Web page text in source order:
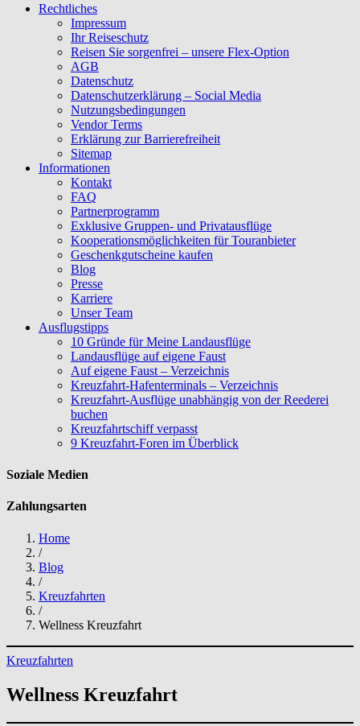
Rechtliches
Impressum
Ihr Reiseschutz
Reisen Sie sorgenfrei – unsere Flex-Option
AGB
Datenschutz
Datenschutzerklärung – Social Media
Nutzungsbedingungen
Vendor Terms
Erklärung zur Barrierefreiheit
Sitemap
Informationen
Kontakt
FAQ
Partnerprogramm
Exklusive Gruppen- und Privatausflüge
Kooperationsmöglichkeiten für Touranbieter
Geschenkgutscheine kaufen
Blog
Presse
Karriere
Unser Team
Ausflugstipps
10 Gründe für Meine Landausflüge
Landausflüge auf eigene Faust
Auf eigene Faust – Verzeichnis
Kreuzfahrt-Hafenterminals – Verzeichnis
Kreuzfahrt-Ausflüge unabhängig von der Reederei
buchen
Kreuzfahrtschiff verpasst
9 Kreuzfahrt-Foren im Überblick
Soziale Medien
Zahlungsarten
Home
/
Blog
/
Kreuzfahrten
/
Wellness Kreuzfahrt
Kreuzfahrten
Wellness Kreuzfahrt